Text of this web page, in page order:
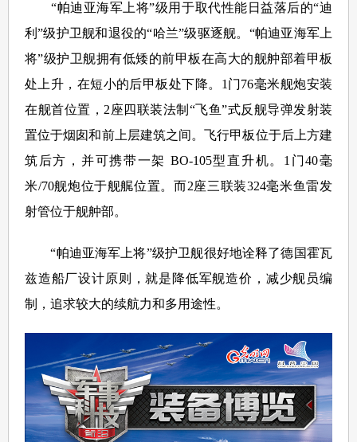
“帕迪亚海军上将”级用于取代性能日益落后的“迪
利”级护卫舰和退役的“哈兰”级驱逐舰。“帕迪亚海军上
将”级护卫舰拥有低矮的前甲板在高大的舰舯部着甲板
处上升，在短小的后甲板处下降。1门76毫米舰炮安装
在舰首位置，2座四联装法制“飞鱼”式反舰导弹发射装
置位于烟囱和前上层建筑之间。飞行甲板位于后上方建
筑后方，并可携带一架 BO-105型直升机。1门40毫
米/70舰炮位于舰艉位置。而2座三联装324毫米鱼雷发
射管位于舰舯部。
“帕迪亚海军上将”级护卫舰很好地诠释了德国霍瓦
兹造船厂设计原则，就是降低军舰造价，减少舰员编
制，追求较大的续航力和多用途性。